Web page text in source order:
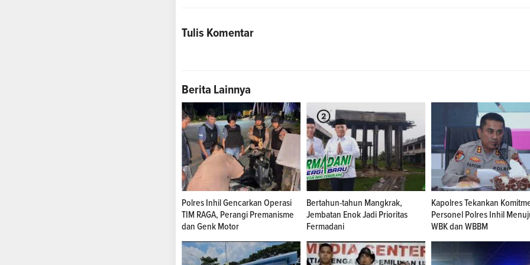
Tulis Komentar
Berita Lainnya
Polres Inhil Gencarkan Operasi
TIM RAGA, Perangi Premanisme
dan Genk Motor
Bertahun-tahun Mangkrak,
Jembatan Enok Jadi Prioritas
Fermadani
Kapolres Tekankan
Personel Polres Inhil
WBK dan WBBM